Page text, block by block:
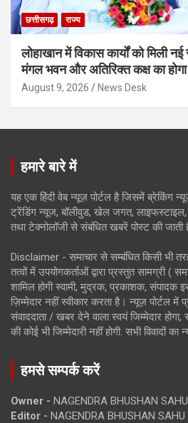
छत्तीसगढ़ राज्य
लोहाखान में विकास कार्यों को मिली
मंगल भवन और अतिरिक्त कक्ष का होगा
August 9, 2026 News Desk
हमारे बारे में
यह एक हिंदी वेब न्यूज़ पोर्टल है जिसमें ब्रेकिंग
ट्रेंडिंग न्यूज, बॉलीवुड, खेल जगत, लाइफस्टाइल,
तथा टेक्नोलॉजी से संबंधित खबरें पोस्ट की जाती
Disclaimer - समाचार से सम्बंधित किसी भी
तत्वों में उपयोगकर्ताओं द्वारा प्रस्तुत सामग्री (
शामिल होगी स्वामी, मुद्रक, प्रकाशक, संपादक
ज़िम्मेदार नहीं स्वीकार करता है। न्यूज़ पोर्टल में
संवाददाता / खबर देने वाला स्वयं जिम्मेदार
की कोई भी जिम्मेदारी नहीं होगी. सभी विवादों का
हमसे सम्पर्क करें
Owner - NAGENDRA BHUSHAN SAHU
Editor - NAGENDRA BHUSHAN SAHU